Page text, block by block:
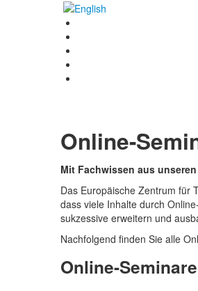
Online-
Mit Fachwissen aus
Das Europäische Zentrum für
dass viele Inhalte durch
sukzessive erweitern und
Nachfolgend finden Sie alle
Online-Seminare